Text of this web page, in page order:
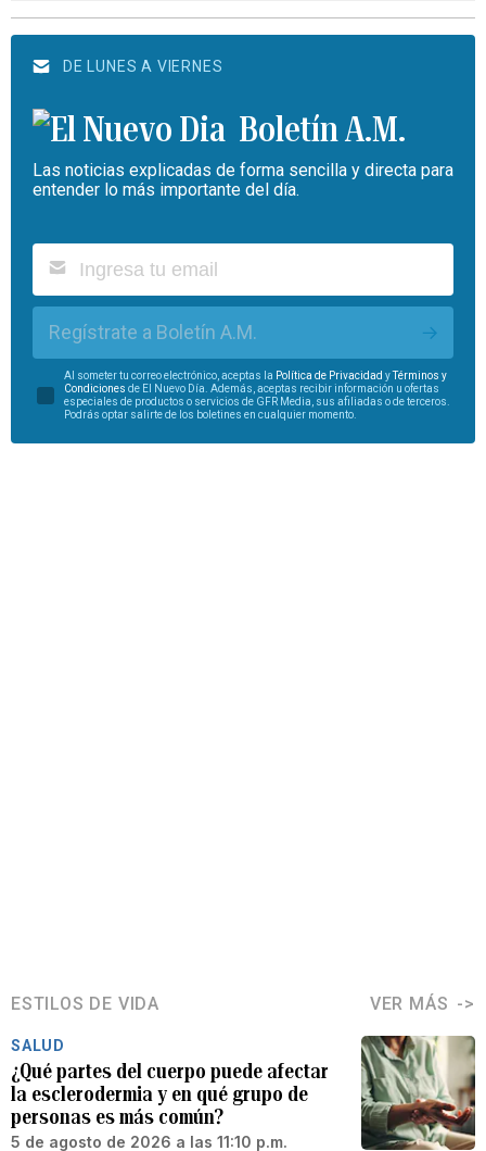
DE LUNES A VIERNES
Boletín A.M.
Las noticias explicadas de forma sencilla y directa para
entender lo más importante del día.
Regístrate a Boletín A.M.
Al someter tu correo electrónico, aceptas la Política de Privacidad yTérminos y
Condiciones de El Nuevo Día. Además, aceptas recibir información u ofertas
especiales de productos o servicios de GFR Media, sus afiliadas o de terceros.
Podrás optar salirte de los boletines en cualquier momento.
ESTILOS DE VIDA VER MÁS
SALUD
¿Qué partes del cuerpo puede afectar
la esclerodermia y en qué grupo de
personas es más común?
5 de agosto de 2026 a las 11:10 p.m.